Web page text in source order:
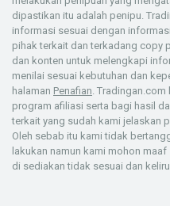
dipastikan itu adalah penipu.
informasi sesuai dengan
pihak terkait dan terkadang copy
dan konten untuk melengkapi
menilai sesuai kebutuhan dan
halamanPenafian. Tradingan.com
program afiliasi serta bagi hasil
terkait yang sudah kami jelaskan
Oleh sebab itu kami tidak
lakukan namun kami mohon maaf
di sediakan tidak sesuai dan